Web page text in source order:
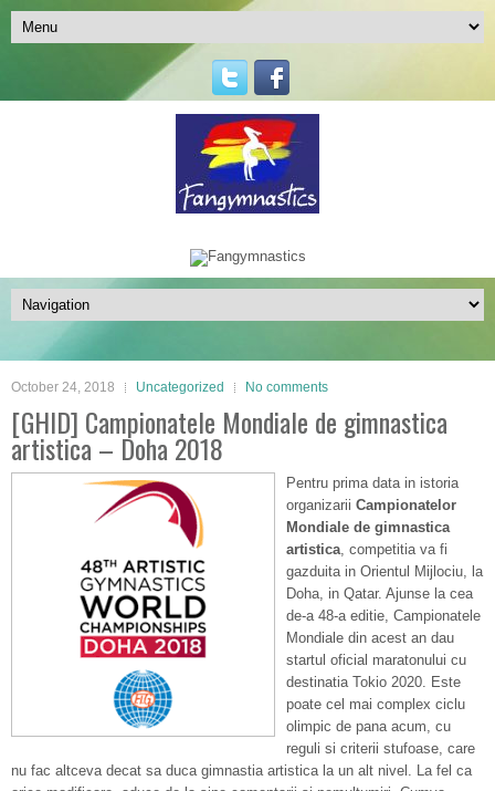
October 24, 2018 Uncategorized No comments
[GHID] Campionatele Mondiale de gimnastica
artistica – Doha 2018
Pentru prima data in istoria
organizarii Campionatelor
Mondiale de gimnastica
artistica, competitia va fi
gazduita in Orientul Mijlociu, la
Doha, in Qatar. Ajunse la cea
de-a 48-a editie, Campionatele
Mondiale din acest an dau
startul oficial maratonului cu
destinatia Tokio 2020. Este
poate cel mai complex ciclu
olimpic de pana acum, cu
reguli si criterii stufoase, care
nu fac altceva decat sa duca gimnastia artistica la un alt nivel. La fel ca